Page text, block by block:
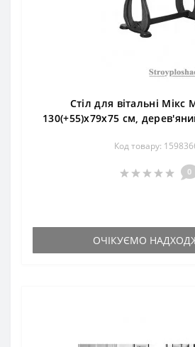
Стіл для вітальні Мікс
130(+55)x79x75 см,
Код товару:
0
ОЧІКУЄМО